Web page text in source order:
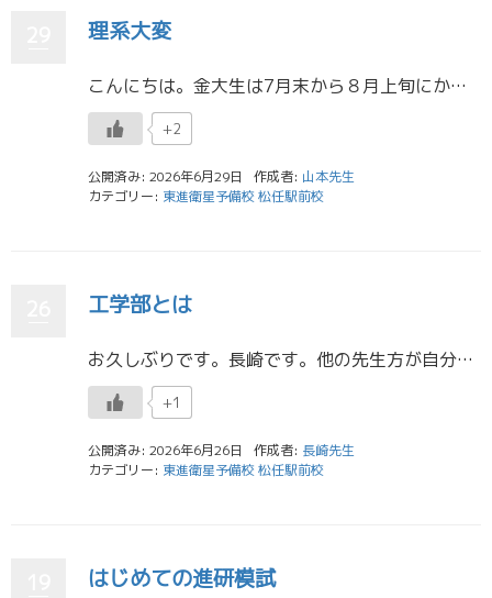
理系大変
こんにちは。金大生は7月末から８月上旬にかけてテストがあります。僕にとっては大学生になって２回目のテストになります。１回目のテスト期間を過ごして分かったことは大学生は理系と文系でテストの負担がえらいほど違うということです […]
+2
公開済み: 2026年6月29日 作成者: 山本先生
カテゴリー: 東進衛星予備校 松任駅前校
工学部とは
お久しぶりです。長崎です。他の先生方が自分の所属学部についてお話していたので今日は私が所属する工学部についてお話しようと思います。 皆さんがイメージする工学部はずーっと機械を触ったりパソコンと向き合ってひたすらプログラミ […]
+1
公開済み: 2026年6月26日 作成者: 長崎先生
カテゴリー: 東進衛星予備校 松任駅前校
はじめての進研模試